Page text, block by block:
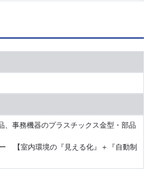
、事務機器のプラスチックス金型・部品
【室内環境の『見える化』＋『自動制